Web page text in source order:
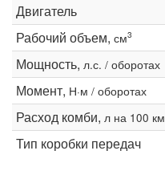
Двигатель
Рабочий объем, см3
Мощность, л.с. / оборотах
Момент, Н·м / оборотах
Расход комби, л на 100 км
Тип коробки передач